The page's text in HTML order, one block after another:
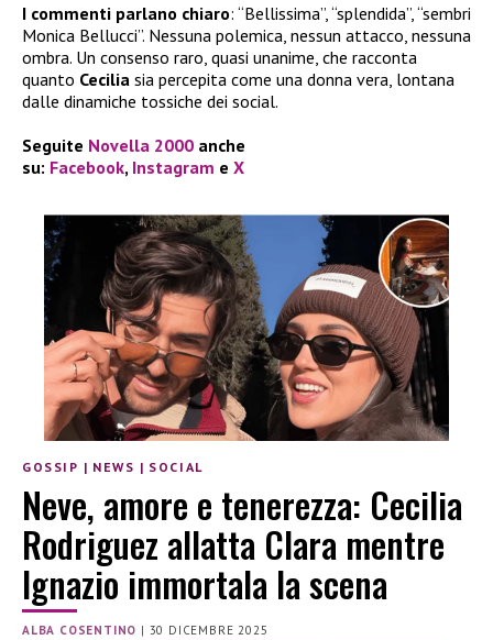
I commenti parlano chiaro: “Bellissima”, “splendida”, “sembri
Monica Bellucci”. Nessuna polemica, nessun attacco, nessuna
ombra. Un consenso raro, quasi unanime, che racconta
quanto Cecilia sia percepita come una donna vera, lontana
dalle dinamiche tossiche dei social.
Seguite Novella 2000 anche
su: Facebook, Instagram e X
GOSSIP | NEWS | SOCIAL
Neve, amore e tenerezza: Cecilia
Rodriguez allatta Clara mentre
Ignazio immortala la scena
ALBA COSENTINO | 30 DICEMBRE 2025